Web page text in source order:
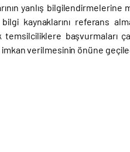
yanlış
kaynaklarını referans
başvurmaları
verilmesinin önüne